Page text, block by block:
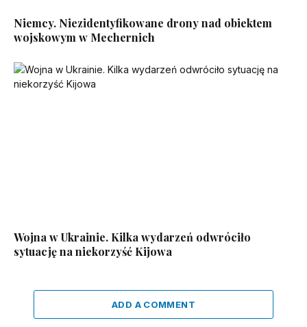
Niemcy. Niezidentyfikowane drony nad obiektem
wojskowym w Mechernich
Wojna w Ukrainie. Kilka wydarzeń odwróciło
sytuację na niekorzyść Kijowa
ADD A COMMENT